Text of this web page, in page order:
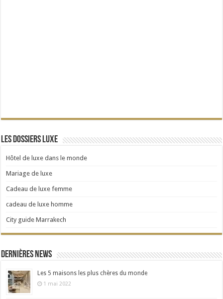
Les dossiers Luxe
Hôtel de luxe dans le monde
Mariage de luxe
Cadeau de luxe femme
cadeau de luxe homme
City guide Marrakech
Dernières news
Les 5 maisons les plus chères du monde
1 mai 2022